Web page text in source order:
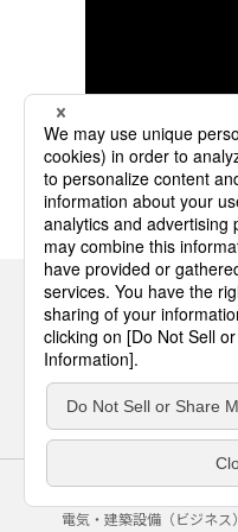
サイトのご利用にあたって
電気・建築設備（ビジネス）